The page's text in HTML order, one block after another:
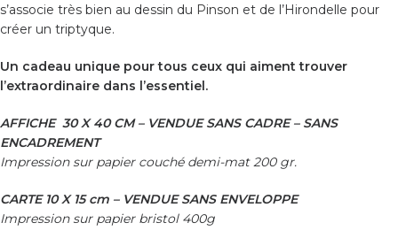
s’associe très bien au dessin du Pinson et de l’Hirondelle pour
créer un triptyque.
Un cadeau unique pour tous ceux qui aiment trouver
l’extraordinaire dans l’essentiel.
AFFICHE 30 X 40 CM – VENDUE SANS CADRE – SANS
ENCADREMENT
Impression sur papier couché demi-mat 200 gr.
CARTE 10 X 15 cm – VENDUE SANS ENVELOPPE
Impression sur papier bristol 400g